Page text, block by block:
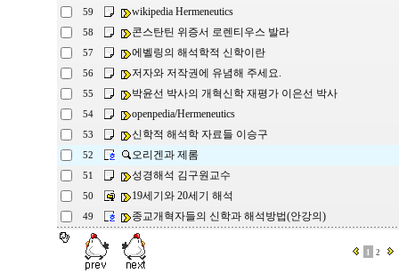
59 wikipedia Hermeneutics
58 콘스탄틴 위증서 로렌티우스 발라
57 에벨링의 해석학적 신학이란
56 저자와 저작권에 유념해 주세요.
55 박윤선 박사의 개혁신학 재평가 이은선 박사
54 openpedia/Hermeneutics
53 신학적 해석학 자료들 이승구
52 오리겐과 제롬
51 성경해석 김구원교수
50 19세기와 20세기 해석
49 종교개혁자들의 신학과 해석방법(안강의)
1 2